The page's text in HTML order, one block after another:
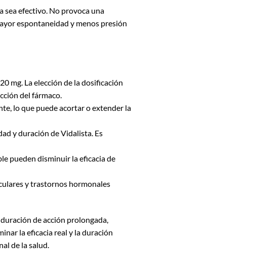
sea efectivo. No provoca una
espontaneidad y menos presión
mg. La elección de la dosificación
del fármaco.
lo que puede acortar o extender la
y duración de Vidalista. Es
pueden disminuir la eficacia de
y trastornos hormonales
de acción prolongada,
la eficacia real y la duración
de la salud.